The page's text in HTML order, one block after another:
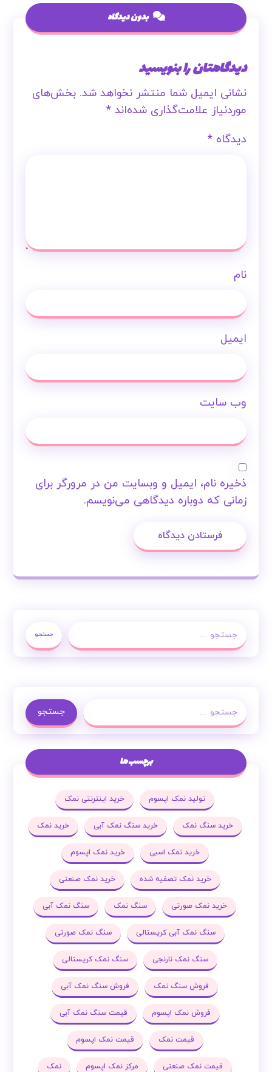
بدون دیدگاه
دیدگاهتان را بنویسید
نشانی ایمیل شما منتشر نخواهد شد. بخش‌های
موردنیاز علامت‌گذاری شده‌اند*
دیدگاه*
نام
ایمیل
وب‌ سایت
ذخیره نام، ایمیل و وبسایت من در مرورگر برای
زمانی که دوباره دیدگاهی می‌نویسم.
فرستادن دیدگاه
جستجو
جستجو
برچسب ها
تولید نمک اپسوم خرید اینترنتی نمک
خرید سنگ نمک خرید سنگ نمک آبی خرید نمک
خرید نمک اسبی خرید نمک اپسوم
خرید نمک تصفیه شده خرید نمک صنعتی
خرید نمک صورتی سنگ نمک سنگ نمک آبی
سنگ نمک آبی کریستالی سنگ نمک صورتی
سنگ نمک نارنجی سنگ نمک کریستالی
فروش سنگ نمک فروش سنگ نمک آبی
فروش نمک اپسوم قیمت سنگ نمک آبی
قیمت نمک قیمت نمک اپسوم
قیمت نمک صنعتی مرکز نمک اپسوم نمک